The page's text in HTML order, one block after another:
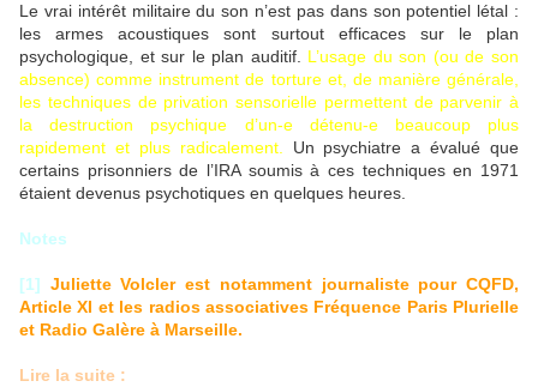
Le vrai intérêt militaire du son n’est pas dans son potentiel létal :
les armes acoustiques sont surtout efficaces sur le plan
psychologique, et sur le plan auditif. L’usage du son (ou de son
absence) comme instrument de torture et, de manière générale,
les techniques de privation sensorielle permettent de parvenir à
la destruction psychique d’un-e détenu-e beaucoup plus
rapidement et plus radicalement.
Un psychiatre a évalué que
certains prisonniers de l’IRA soumis à ces techniques en 1971
étaient devenus psychotiques en quelques heures.
Notes
[1] Juliette Volcler est notamment journaliste pour CQFD,
Article XI et les radios associatives Fréquence Paris Plurielle
et Radio Galère à Marseille.
Lire la suite :